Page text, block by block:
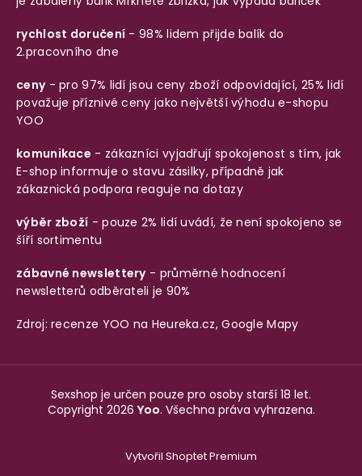
rychlost doručení - 98% lidem přijde balík do
2.pracovního dne
ceny- pro 97% lidí jsou ceny zboží odpovídající, 25% lidí
považuje příznivé ceny jako největší výhodu e-shopu
YOO
komunikace - zákazníci vyjadřují spokojenost s tím, jak
E-shop informuje o stavu zásilky, případně jak
zákaznická podpora reaguje na dotazy
výběr zboží - pouze 2% lidí uvádí, že není spokojeno se
šíří sortimentu
zábavné newslettery- průměrné hodnocení
newsletterů odběrateli je 90%
Zdroj: recenze YOO na Heureka.cz,Google Mapy
Vytvořil Shoptet Premium
Sexshop je určen pouze pro osoby starší 18 let.
Copyright 2026 Yoo. Všechna práva vyhrazena.